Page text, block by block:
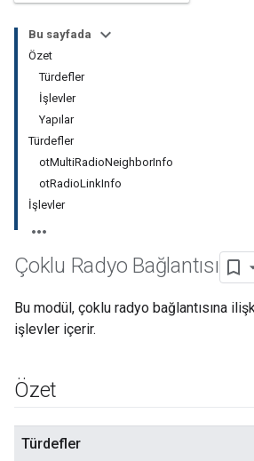
Bu sayfada
Özet
Türdefler
İşlevler
Yapılar
Türdefler
otMultiRadioNeighborInfo
otRadioLinkInfo
İşlevler
Çoklu Radyo Bağlantısı
Bu modül, çoklu radyo bağlantısına
işlevler içerir.
Özet
Türdefler